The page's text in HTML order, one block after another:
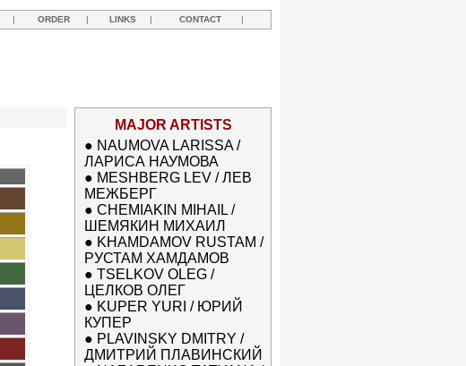
| ORDER | LINKS | CONTACT |
MAJOR ARTISTS
● NAUMOVA LARISSA /
ЛАРИСА НАУМОВА
● MESHBERG LEV / ЛЕВ
МЕЖБЕРГ
● CHEMIAKIN MIHAIL /
ШЕМЯКИН МИХАИЛ
● KHAMDAMOV RUSTAM /
РУСТАМ ХАМДАМОВ
● TSELKOV OLEG /
ЦЕЛКОВ ОЛЕГ
● KUPER YURI / ЮРИЙ
КУПЕР
● PLAVINSKY DMITRY /
ДМИТРИЙ ПЛАВИНСКИЙ